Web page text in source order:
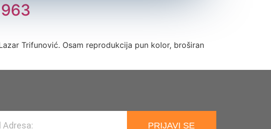
Trifunović. Osam reprodukcija pun kolor, broširan
PRIJAVI SE